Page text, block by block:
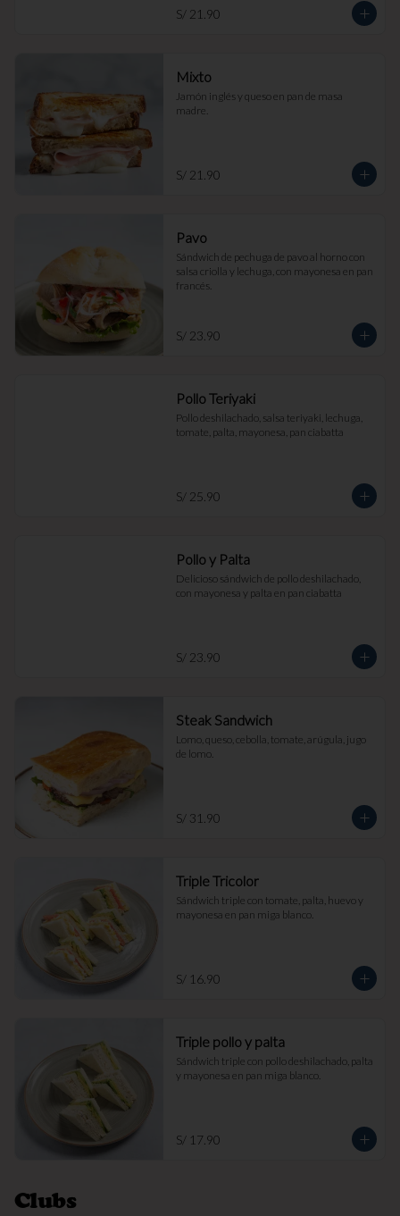
S/ 21.90
Mixto
Jamón inglés y queso en pan de masa
madre.
S/ 21.90
Pavo
Sándwich de pechuga de pavo al horno con
salsa criolla y lechuga, con mayonesa en pan
francés.
S/ 23.90
Pollo Teriyaki
Pollo deshilachado, salsa teriyaki, lechuga,
tomate, palta, mayonesa, pan ciabatta
S/ 25.90
Pollo y Palta
Delicioso sándwich de pollo deshilachado,
con mayonesa y palta en pan ciabatta
S/ 23.90
Steak Sandwich
Lomo, queso, cebolla, tomate, arúgula, jugo
de lomo.
S/ 31.90
Triple Tricolor
Sándwich triple con tomate, palta, huevo y
mayonesa en pan miga blanco.
S/ 16.90
Triple pollo y palta
Sándwich triple con pollo deshilachado, palta
y mayonesa en pan miga blanco.
S/ 17.90
Clubs